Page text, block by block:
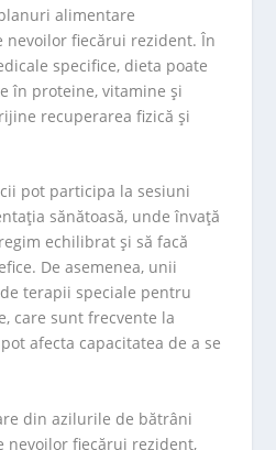
alimentare
nevoilor fiecărui rezident. În
specifice, dieta poate
în proteine, vitamine și
recuperarea fizică și
pot participa la sesiuni
sănătoasă, unde învață
echilibrat și să facă
De asemenea, unii
terapii speciale pentru
care sunt frecvente la
afecta capacitatea de a se
din azilurile de bătrâni
nevoilor fiecărui rezident,